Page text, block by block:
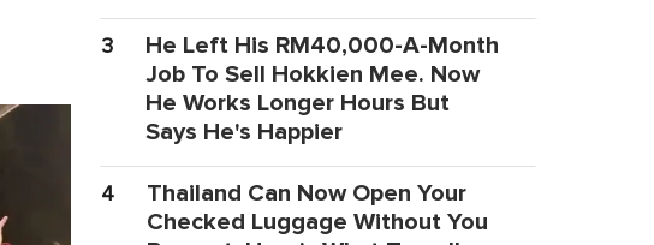
3
He Left His RM40,000-A-Month
Job To Sell Hokkien Mee. Now
He Works Longer Hours But
Says He's Happier
4
Thailand Can Now Open Your
Checked Luggage Without You